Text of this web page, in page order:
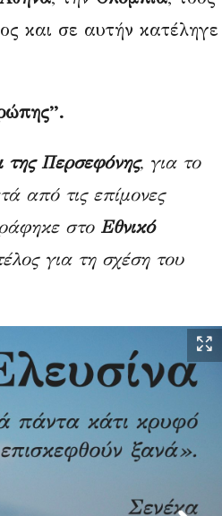
και σε αυτήν κατέληγε
της Περσεφόνης, για το
από τις επίμονες
στο Εθνικό
για τη σχέση του